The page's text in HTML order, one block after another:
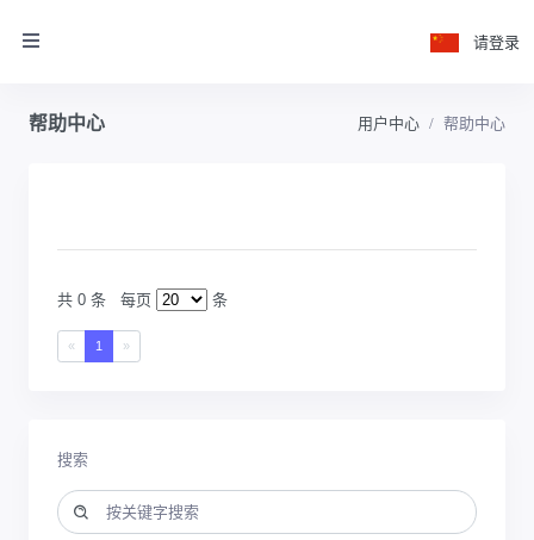
请登录
帮助中心 用户中心 帮助中心
共 0 条 每页 条
« 1 »
搜索